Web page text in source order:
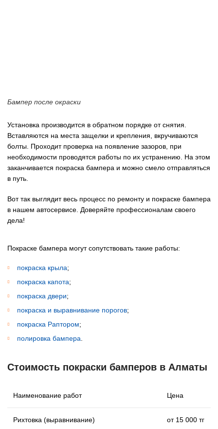
Бампер после окраски
Установка производится в обратном порядке от снятия.
Вставляются на места защелки и крепления, вкручиваются
болты. Проходит проверка на появление зазоров, при
необходимости проводятся работы по их устранению. На этом
заканчивается покраска бампера и можно смело отправляться
в путь.
Вот так выглядит весь процесс по ремонту и покраске бампера
в нашем автосервисе. Доверяйте профессионалам своего
дела!
Покраске бампера могут сопутствовать такие работы:
покраска крыла;
покраска капота;
покраска двери;
покраска и выравнивание порогов;
покраска Раптором;
полировка бампера
Стоимость покраски бамперов в Алматы
Наименование работ Цена
Рихтовка (выравнивание) от 15 000 тг